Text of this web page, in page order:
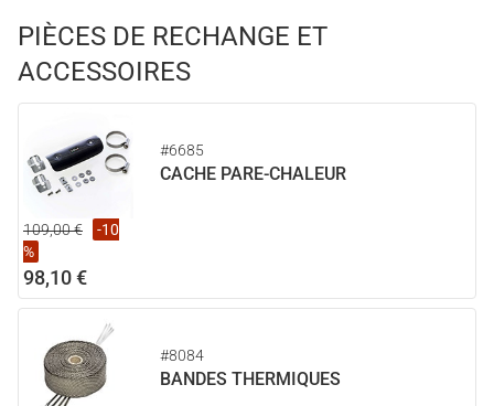
PIÈCES DE RECHANGE ET
ACCESSOIRES
#6685
CACHE PARE-CHALEUR
109,00 €
-10
%
98,10 €
#8084
BANDES THERMIQUES